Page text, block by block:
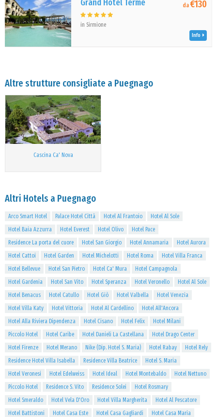
Grand Hotel Terme
in Sirmione
da€130
Info
Altre strutture consigliate a Puegnago
Cascina Ca' Nova
Altri Hotels a Puegnago
Arco Smart Hotel Palace Hotel Città Hotel Al Frantoio
Hotel Al Sole
Hotel Baia Azzurra
Hotel Everest Hotel Olivo
Hotel Pace
Residence La porta del cuore
Hotel San Giorgio Hotel Annamaria
Hotel Aurora
Hotel Cattoi
Hotel Garden Hotel Michelotti Hotel Roma
Hotel Villa Franca
Hotel Bellevue
Hotel San Pietro Hotel Ca' Mura
Hotel Campagnola
Hotel Gardenia
Hotel San Vito Hotel Speranza Hotel Veronello
Hotel Al Sole
Hotel Benacus
Hotel Catullo Hotel Giò Hotel Valbella
Hotel Venezia
Hotel Villa Katy
Hotel Vittoria Hotel Al Cardellino
Hotel All'Ancora
Hotel Alla Riviera Dipendenza
Hotel Cisano Hotel Felix
Hotel Milani
Piccolo Hotel
Hotel Caribe Hotel Danieli La Castellana
Hotel Drago Center
Hotel Firenze
Hotel Merano Nike (Dip. Hotel S. Maria) Hotel Rabay
Hotel Rely
Residence Hotel Villa Isabella
Residence Villa Beatrice
Hotel S. Maria
Hotel Veronesi
Hotel Edelweiss Hotel Ideal Hotel Montebaldo
Hotel Nettuno
Piccolo Hotel
Residence S. Vito Residence Solei
Hotel Rosmary
Hotel Smeraldo
Hotel Vela D'Oro Hotel Villa Margherita
Hotel Al Pescatore
Hotel Battistoni
Hotel Casa Este Hotel Casa Gagliardi
Hotel Casa Maria